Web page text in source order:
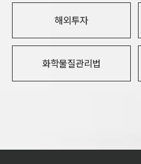
해외투자
화학물질관리법